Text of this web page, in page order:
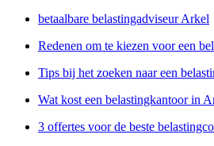
betaalbare belastingadviseur Arkel
Redenen om te kiezen voor een
Tips bij het zoeken naar een
Wat kost een belastingkantoor in
3 offertes voor de beste